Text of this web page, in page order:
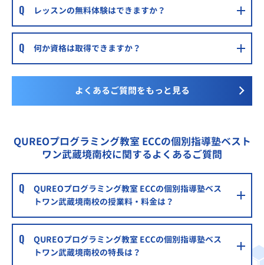
レッスンの無料体験はできますか？
何か資格は取得できますか？
よくあるご質問をもっと見る
QUREOプログラミング教室 ECCの個別指導塾ベスト
ワン武蔵境南校に関するよくあるご質問
QUREOプログラミング教室 ECCの個別指導塾ベス
トワン武蔵境南校の授業料・料金は？
QUREOプログラミング教室 ECCの個別指導塾ベス
トワン武蔵境南校の特長は？